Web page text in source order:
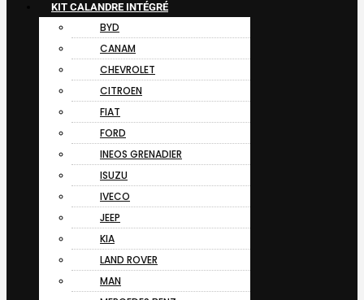
KIT CALANDRE INTÉGRÉ
BYD
CANAM
CHEVROLET
CITROEN
FIAT
FORD
INEOS GRENADIER
ISUZU
IVECO
JEEP
KIA
LAND ROVER
MAN